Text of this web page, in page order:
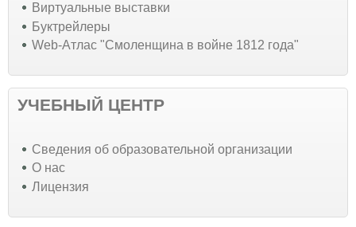
Виртуальные выставки
Буктрейлеры
Web-Атлас "Смоленщина в войне 1812 года"
УЧЕБНЫЙ ЦЕНТР
Cведения об образовательной организации
О нас
Лицензия